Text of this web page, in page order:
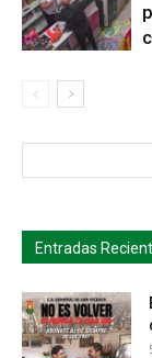
Entradas